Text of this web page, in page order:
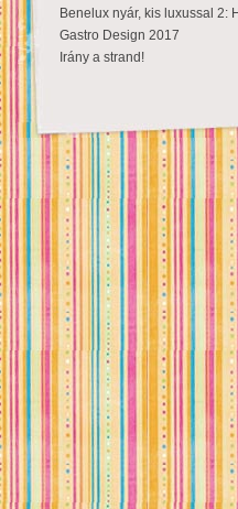
Benelux nyár, kis luxussal 2:
Gastro Design 2017
Irány a strand!